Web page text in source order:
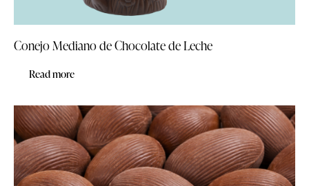
Conejo Mediano de Chocolate de Leche
Read more